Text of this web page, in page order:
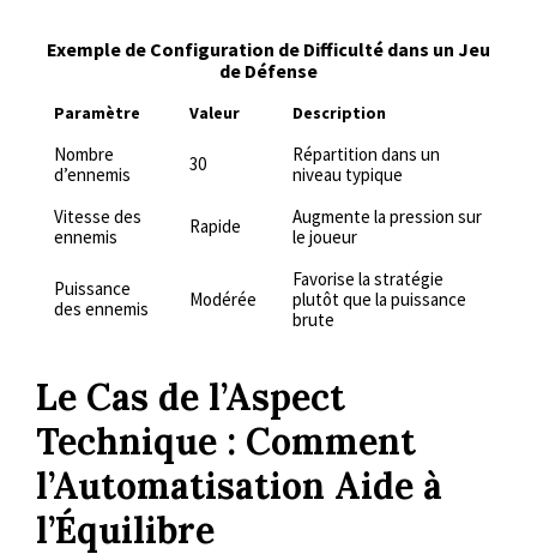
Exemple de Configuration de Difficulté dans un Jeu
de Défense
Paramètre Valeur Description
Nombre
d’ennemis
30
Répartition dans un
niveau typique
Vitesse des
ennemis
Rapide
Augmente la pression sur
le joueur
Puissance
des ennemis
Modérée
Favorise la stratégie
plutôt que la puissance
brute
Le Cas de l’Aspect
Technique : Comment
l’Automatisation Aide à
l’Équilibre